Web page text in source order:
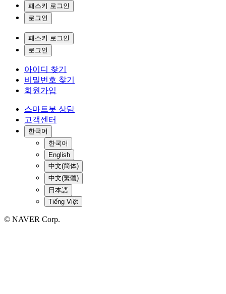
패스키 로그인
로그인
패스키 로그인
로그인
아이디 찾기
비밀번호 찾기
회원가입
스마트봇 상담
고객센터
한국어
한국어
English
中文(简体)
中文(繁體)
日本語
Tiếng Việt
© NAVER Corp.